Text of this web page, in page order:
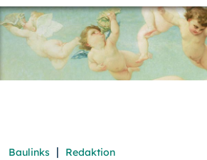
Baulinks | Redaktion